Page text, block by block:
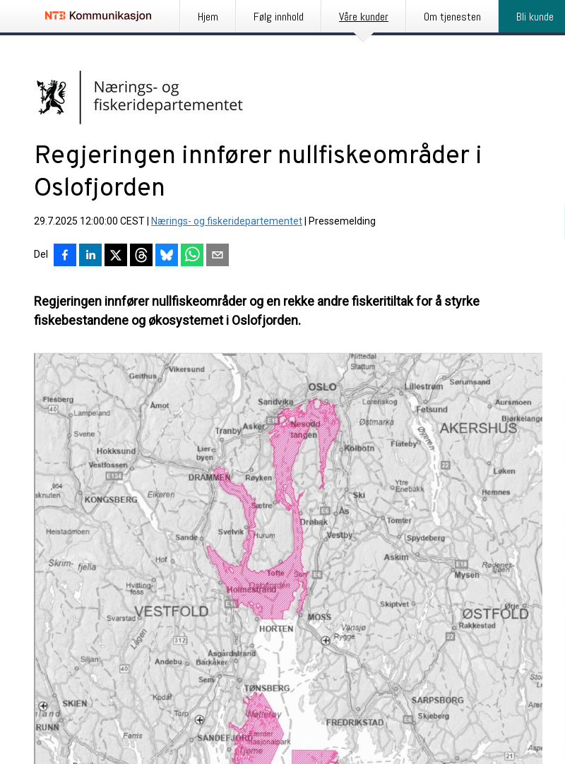
Hjem Følg innhold Våre kunder Om tjenesten Bli kunde
Regjeringen innfører nullfiskeområder i
Oslofjorden
29.7.2025 12:00:00 CEST Nærings- og fiskeridepartementet Pressemelding
Del
Regjeringen innfører nullfiskeområder og en rekke andre fiskeritiltak for å styrke
fiskebestandene og økosystemet i Oslofjorden.